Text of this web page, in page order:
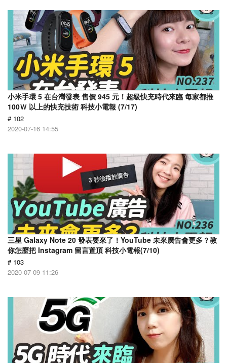
小米手環 5 在台灣發表 售價 945 元！超級快充時代來臨 每家都推
100Ｗ 以上的快充技術 科技小電報 (7/17)
# 102
2020-07-16 14:55
三星 Galaxy Note 20 發表要來了！YouTube 未來廣告會更多？教
你怎麼把 Instagram 留言置頂 科技小電報(7/10)
# 103
2020-07-09 11:26